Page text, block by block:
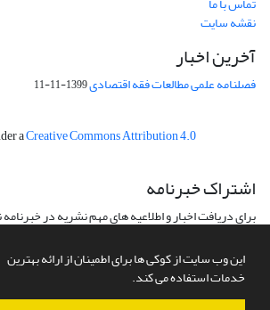
این وب سایت از کوکی ها برای اطمینان از ارائه بهترین
خدمات استفاده می کند.
نقشه سایت
آخرین اخبار
فصلنامه علمی مطالعات فقه اقتصادی1399-11-11
aCreative Commons Attribution 4.0
اشتراک خبرنامه
برای دریافت اخبار و اطلاعیه های مهم نشریه در